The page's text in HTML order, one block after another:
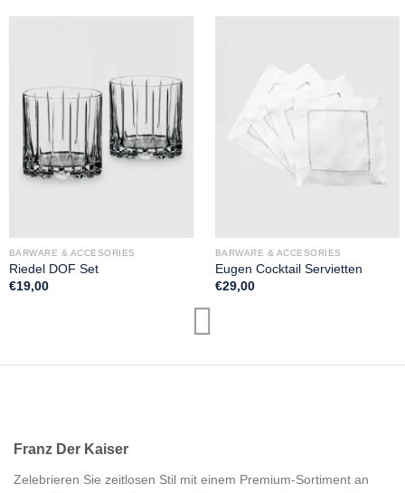
BARWARE & ACCESORIES
Riedel DOF Set
€19,00
BARWARE & ACCESORIES
Eugen Cocktail Servietten
€29,00
Franz Der Kaiser
Zelebrieren Sie zeitlosen Stil mit einem Premium-Sortiment an